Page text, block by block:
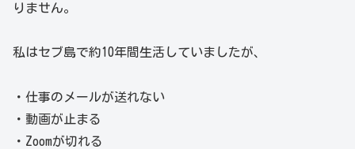
りません。
私はセブ島で約10年間生活していましたが、
・仕事のメールが送れない
・動画が止まる
・Zoomが切れる